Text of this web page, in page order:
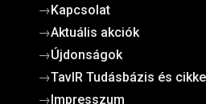
→Kapcsolat
→Aktuális akciók
→Újdonságok
→TavIR Tudásbázis és
→Impresszum